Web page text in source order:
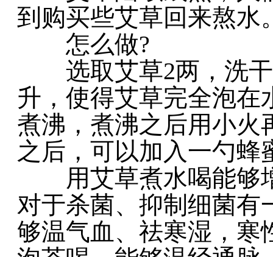
到购买些艾草回来熬水
怎么做?
选取艾草2两，洗干
升，使得艾草完全泡在
煮沸，煮沸之后用小火
之后，可以加入一勺蜂
用艾草煮水喝能够
对于杀菌、抑制细菌有
够温气血、祛寒湿，寒